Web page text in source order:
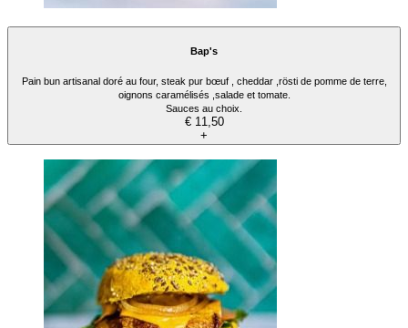
Bap's
Pain bun artisanal doré au four, steak pur bœuf , cheddar ,rösti de pomme de terre,
oignons caramélisés ,salade et tomate.
Sauces au choix.
€ 11,50
+